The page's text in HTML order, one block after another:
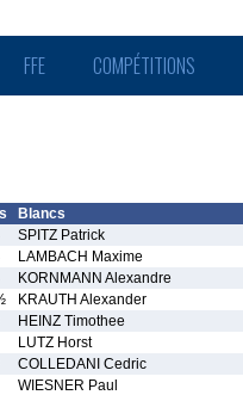
FFE COMPÉTITIONS
Blancs
SPITZ Patrick
LAMBACH Maxime
KORNMANN Alexandre
KRAUTH Alexander
HEINZ Timothee
LUTZ Horst
COLLEDANI Cedric
WIESNER Paul